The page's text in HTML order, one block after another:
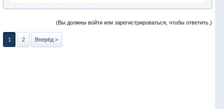
(Вы должны войти или зарегистрироваться, чтобы ответить.)
1 2 Вперёд >